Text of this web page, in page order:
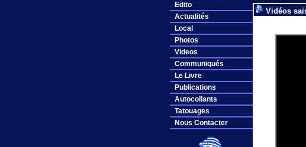
Edito
Actualités
Local
Photos
Videos
Communiqués
Le Livre
Publications
Autocollants
Tatouages
Nous Contacter
Vidéos